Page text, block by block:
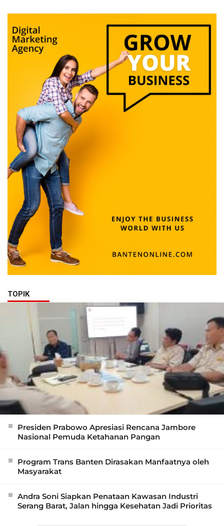
TOPIK
Presiden Prabowo Apresiasi Rencana Jambore
Nasional Pemuda Ketahanan Pangan
Program Trans Banten Dirasakan Manfaatnya oleh
Masyarakat
Andra Soni Siapkan Penataan Kawasan Industri
Serang Barat, Jalan hingga Kesehatan Jadi Prioritas